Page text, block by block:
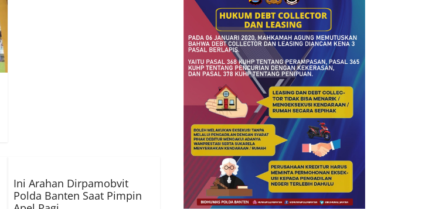
Ini Arahan Dirpamobvit
Polda Banten Saat Pimpin